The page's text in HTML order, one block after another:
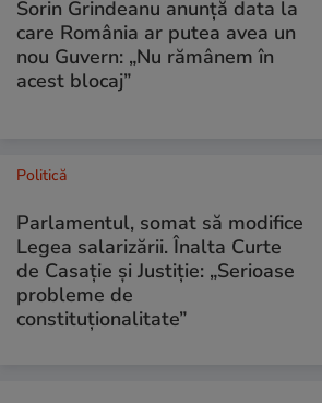
Sorin Grindeanu anunță data la
care România ar putea avea un
nou Guvern: „Nu rămânem în
acest blocaj”
Politică
Parlamentul, somat să modifice
Legea salarizării. Înalta Curte
de Casație și Justiție: „Serioase
probleme de
constituționalitate”